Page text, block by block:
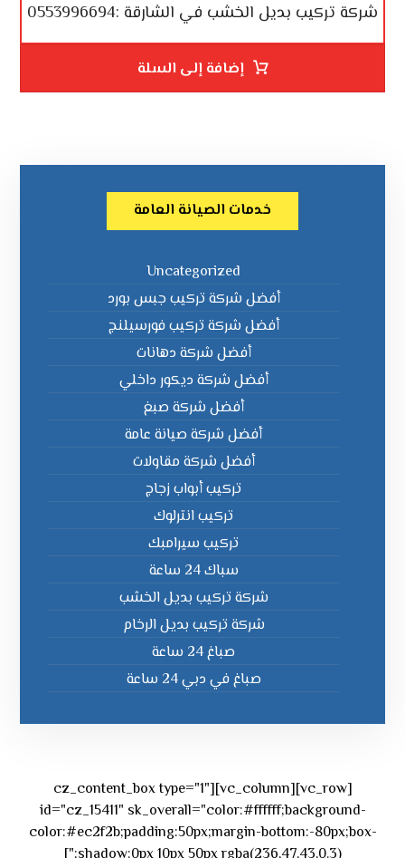
شركة تركيب بديل الخشب في الشارقة :0553996694
إضافة إلى السلة
خدمات الصيانة العامة
Uncategorized
أفضل شركة تركيب جبس بورد
أفضل شركة تركيب فورسيلنج
أفضل شركة دهانات
أفضل شركة ديكور داخلي
أفضل شركة صبغ
أفضل شركة صيانة عامة
أفضل شركة مقاولات
تركيب أبواب زجاج
تركيب انترلوك
تركيب سيرامبك
سباك 24 ساعة
شركة تركيب بديل الخشب
شركة تركيب بديل الرخام
صباغ 24 ساعة
صباغ في دبي 24 ساعة
[vc_row][vc_column][cz_content_box type="1"
id="cz_15411" sk_overall="color:#ffffff;background-
color:#ec2f2b;padding:50px;margin-bottom:-80px;box-